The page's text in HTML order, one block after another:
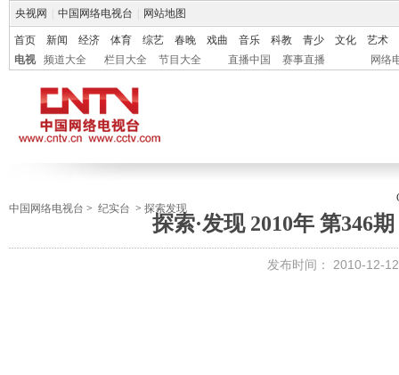
央视网 中国网络电视台 网站地图
首页 新闻 经济 体育 综艺 春晚 戏曲 音乐 科教 青少 文化
艺术
电视
频道大全 栏目大全 节目大全 直播中国 赛事直播 网络
中国网络电视台 > 纪实台 > 探索发现
探索·发现 2010年 第346
发布时间： 2010-12-